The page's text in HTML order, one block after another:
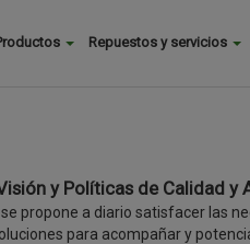
Repuestos y servicios
y Políticas de Calidad y
se propone a diario satisfacer las
para acompañar y